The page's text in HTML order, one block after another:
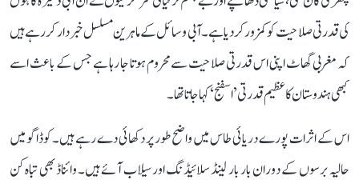
کی قدرتی صلاحیت کو کمزور کر دیا ہے۔ آبی وسائل کے ماہرین مسلسل خبردار کر رہے ہیں
کہ مغربی گھاٹ اپنی اس قدرتی صلاحیت سے محروم ہوتا جا رہا ہے جس کے باعث اسے
کبھی ہندوستان کا عظیم قدرتی ’اسفنج‘ کہا جاتا تھا۔
اس کے اثرات پورے دریائی طاس میں واضح طور پر دکھائی دے رہے ہیں۔ کوڈاگو میں
حالیہ برسوں کے دوران بار بار لینڈ سلائیڈنگ اور سیلاب آئے ہیں۔ وائناڈ بھی تباہ کن